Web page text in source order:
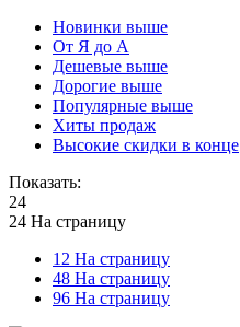
Новинки выше
От Я до А
Дешевые выше
Дорогие выше
Популярные выше
Хиты продаж
Высокие скидки в конце
Показать:
24
24 На страницу
12 На страницу
48 На страницу
96 На страницу